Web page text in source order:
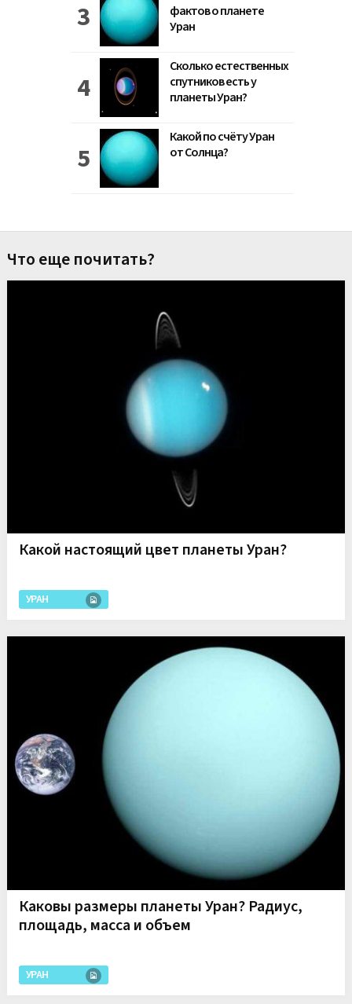
фактов о планете
Уран
Сколько естественных
спутников есть у
планеты Уран?
Какой по счёту Уран
от Солнца?
Что еще почитать?
Какой настоящий цвет планеты Уран?
УРАН
Каковы размеры планеты Уран? Радиус,
площадь, масса и объем
УРАН